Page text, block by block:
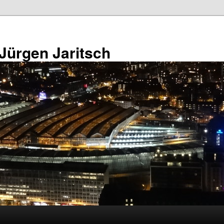
Jaritsch